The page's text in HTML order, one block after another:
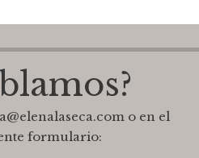
o en el
formulario: